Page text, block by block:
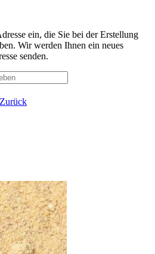
ein, die Sie bei der Erstellung
Wir werden Ihnen ein neues
senden.
Zurück